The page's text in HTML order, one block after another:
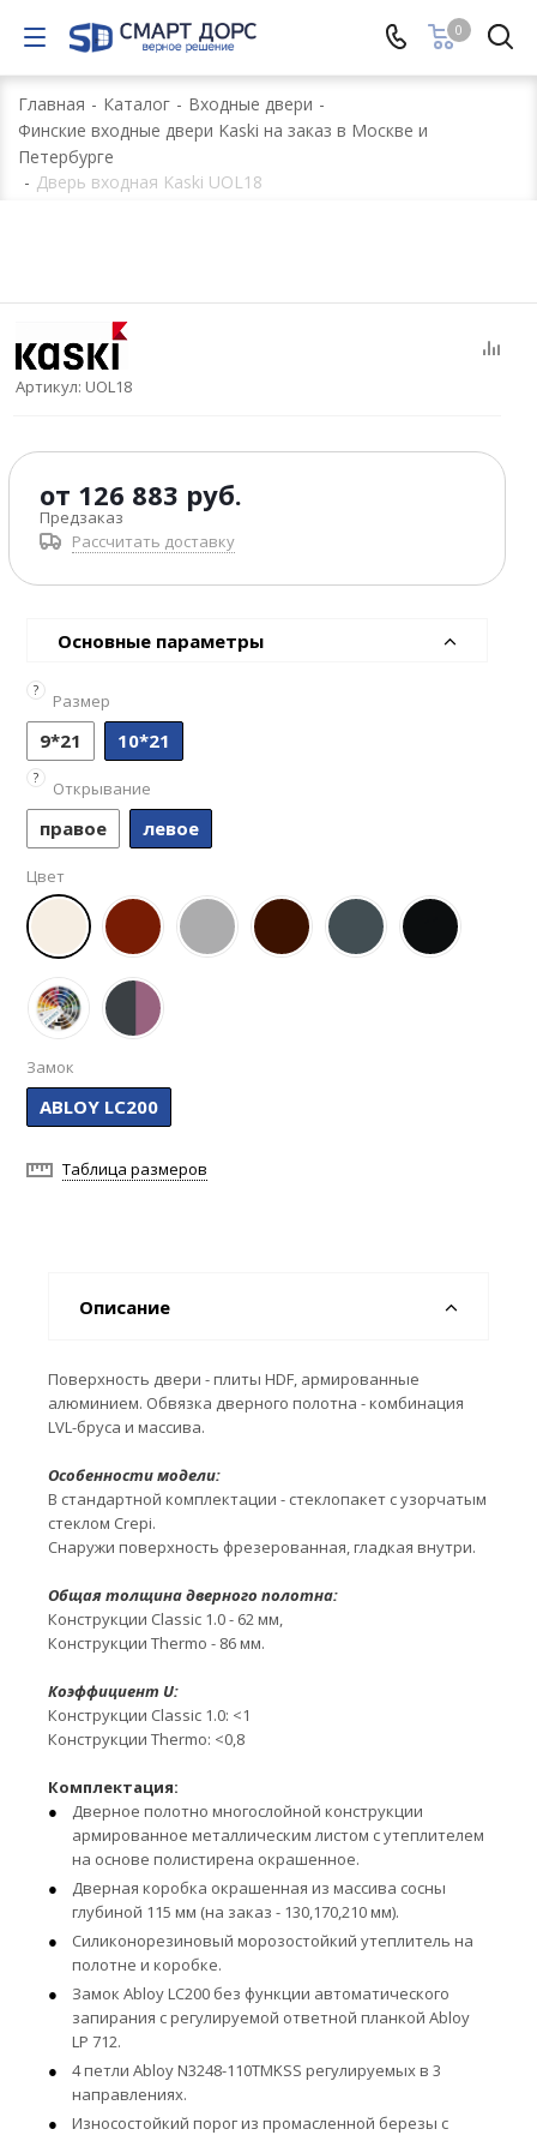
0
Главная - Каталог - Входные двери -
Финские входные двери Kaski на заказ в Москве и
Петербурге
- Дверь входная Kaski UOL18
Артикул: UOL18
от 126 883 руб.
Предзаказ
Рассчитать доставку
Основные параметры
?
Размер
9*21 10*21
?
Открывание
правое левое
Цвет
Замок
ABLOY LC200
Таблица размеров
Описание
Поверхность двери - плиты HDF, армированные
алюминием. Обвязка дверного полотна - комбинация
LVL-бруса и массива.
Особенности модели:
В стандартной комплектации - стеклопакет с узорчатым
стеклом Crepi.
Снаружи поверхность фрезерованная, гладкая внутри.
Общая толщина дверного полотна:
Конструкции Classic 1.0 - 62 мм,
Конструкции Thermo - 86 мм.
Коэффициент U:
Конструкции Classic 1.0: <1
Конструкции Thermo: <0,8
Комплектация:
Дверное полотно многослойной конструкции
армированное металлическим листом с утеплителем
на основе полистирена окрашенное.
Дверная коробка окрашенная из массива сосны
глубиной 115 мм (на заказ - 130,170,210 мм).
Силиконорезиновый морозостойкий утеплитель на
полотне и коробке.
Замок Abloy LC200 без функции автоматического
запирания с регулируемой ответной планкой Abloy
LP 712.
4 петли Abloy N3248-110TMKSS регулируемых в 3
направлениях.
Износостойкий порог из промасленной березы с